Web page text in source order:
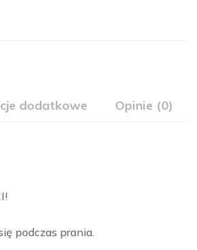
dodatkowe Opinie (0)
podczas prania.